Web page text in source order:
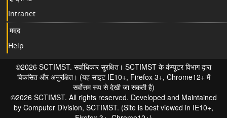
Intranet
मदद
Help
©2026 SCTIMST. सर्वाधिकार सुरक्षित। SCTIMST के कंप्यूटर विभाग द्वारा
विकसित और अनुरक्षित। (यह साइट IE10+, Firefox 3+, Chrome12+ में
सर्वोत्तम रूप से देखी जा सकती है)
©2026 SCTIMST. All rights reserved. Developed and Maintained
by Computer Division, SCTIMST. (Site is best viewed in IE10+,